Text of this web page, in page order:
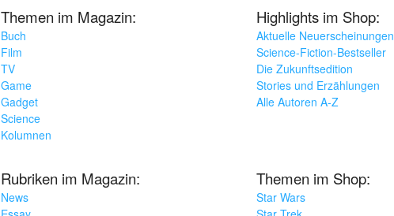
Themen im Magazin:
Buch
Film
TV
Game
Gadget
Science
Kolumnen
Highlights im Shop:
Aktuelle Neuerscheinungen
Science-Fiction-Bestseller
Die Zukunftsedition
Stories und Erzählungen
Alle Autoren A-Z
Rubriken im Magazin:
News
Themen im Shop:
Star Wars